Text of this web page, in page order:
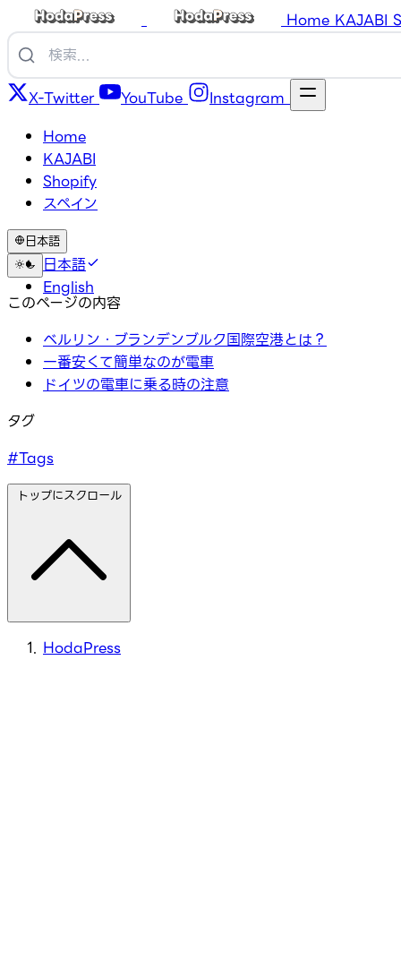
Home KAJABI
X-Twitter YouTube
Instagram
Home
KAJABI
Shopify
スペイン
日本語
日本語
English
このページの内容
ベルリン・ブランデンブルク国際空港とは？
一番安くて簡単なのが電車
ドイツの電車に乗る時の注意
タグ
#Tags
トップにスクロール
HodaPress